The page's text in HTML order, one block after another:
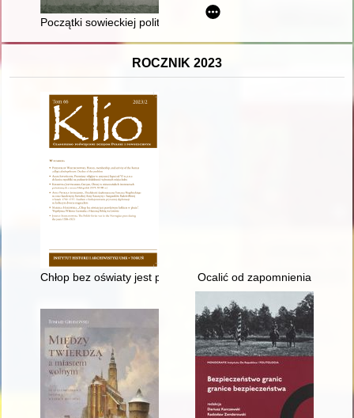
Początki sowieckiej polityki narodowościowej w ZSRR
ROCZNIK 2023
Chłop bez oświaty jest prawdziwym kołkiem w płocie" :
Ocalić od zapomnienia